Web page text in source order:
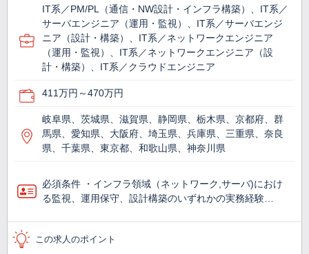
IT系／PM/PL（通信・NW設計・インフラ構築）、IT系／
サーバエンジニア（運用・監視）、IT系／サーバエンジ
ニア（設計・構築）、IT系／ネットワークエンジニア
（運用・監視）、IT系／ネットワークエンジニア（設
計・構築）、IT系／クラウドエンジニア
411万円～470万円
岐阜県、茨城県、滋賀県、静岡県、栃木県、京都府、群
馬県、愛知県、大阪府、埼玉県、兵庫県、三重県、奈良
県、千葉県、東京都、和歌山県、神奈川県
必須条件 ・インフラ領域（ネットワーク,サーバ)におけ
る監視、運用保守、設計構築のいずれかの実務経験…
この求人のポイント